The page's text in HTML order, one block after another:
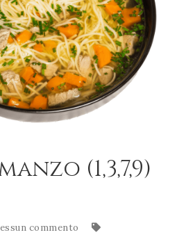
(1,3,7,9)
commento